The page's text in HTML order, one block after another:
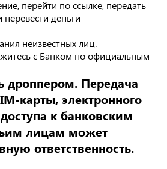
перейти по ссылке, передать
перевести деньги —
неизвестных лиц.
с Банком по официальным
дроппером. Передача
карты, электронного
к банковским
лицам может
ответственность.